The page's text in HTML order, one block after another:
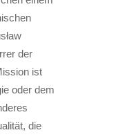
der
ist
oder dem
die